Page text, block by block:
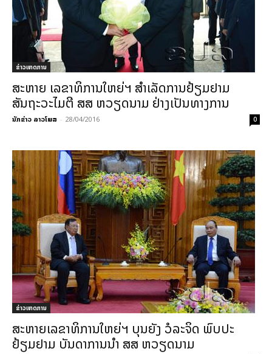
ຂ່າວເຫດການ
ສະຫາຍ ເລຂາທິການໃຫຍ່ຯ ສຳເລັດການຢ້ຽມຢາມ
ສັນຖະວະໄມຕີ ສສ ຫວຽດນາມ ຢ່າງເປັນທາງການ
ນັກຂ່າວ ລາວໂພສ - 28/04/2016 0
ຂ່າວເຫດການ
ສະຫາຍເລຂາທິການໃຫຍ່ຯ ບຸນຍັງ ວໍລະຈິດ ພົບປະ
ຢ້ຽມຢາມ ບັນດາການນຳ ສສ ຫວຽດນາມ